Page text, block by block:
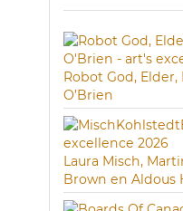
Robot God,
O’Brien
Laura Misch,
Brown en Aldous